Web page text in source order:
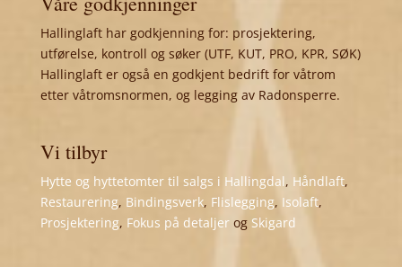
Hallinglaft har godkjenning for: prosjektering,
utførelse, kontroll og søker (UTF, KUT, PRO, KPR, SØK)
Hallinglaft er også en godkjent bedrift for våtrom
etter våtromsnormen, og legging av Radonsperre.
Vi tilbyr
Hytte og hyttetomter til salgs i Hallingdal, Håndlaft,
Restaurering, Bindingsverk, Flislegging, Isolaft,
Prosjektering, Fokus på detaljerog Skigard